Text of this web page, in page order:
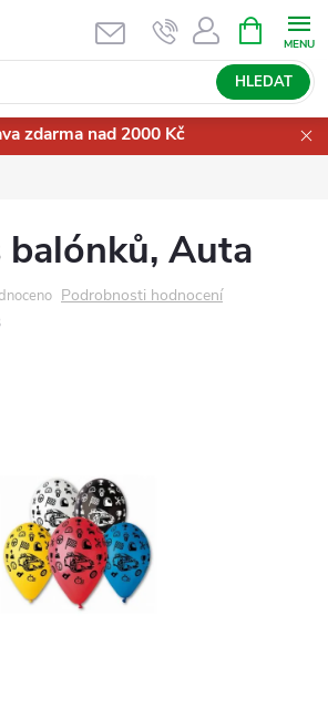
HLEDAT
NÁKUPNÍ
KOŠÍK
zdarma nad 2000 Kč
balónků, Auta
Podrobnosti hodnocení